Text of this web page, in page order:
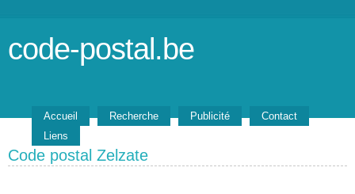
code-postal.be
Accueil Recherche Publicité
Contact
Liens
Code postal Zelzate